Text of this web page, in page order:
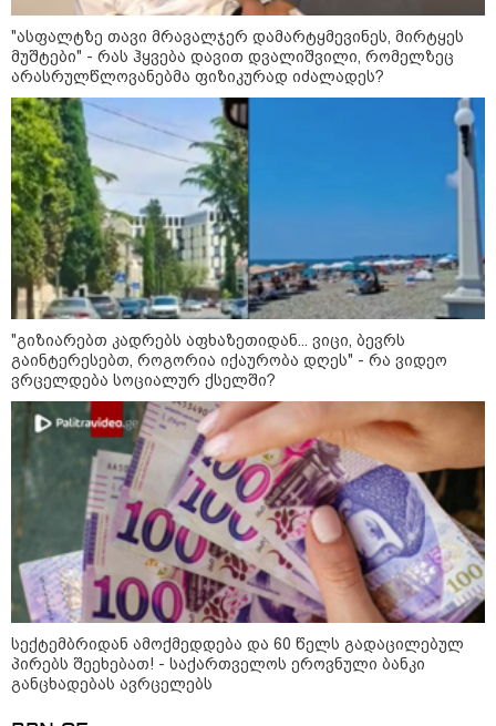
12:34 / 08-08-2026
რას აცხადებს ირაკლი კობახიძე
ელექტროენერგიის რამდენჯერმე
გათიშვასთან დაკავშირებით?
19:32 / 08-08-2026
"სიმბოლურია, რომ კობახიძის
მოღალატეობრივი განცხადება
საქართველოს
თავისუფლებისთვის შეწირული
გმირების მემორიალზე
გაკეთდა" - "ნაციონალური
მოძრაობა"
19:03 / 08-08-2026
"მკაცრად ვგმობთ ირაკლი
კობახიძის განცხადებას" -
"კოალიცია ცვლილებისთვის"
"ასფალტზე თავი მრავალჯერ დამარტყმევინეს, მირტყეს
მუშტები" - რას ჰყვება დავით დვალიშვილი, რომელზეც
არასრულწლოვანებმა ფიზიკურად იძალადეს?
"გიზიარებთ კადრებს აფხაზეთიდან... ვიცი, ბევრს
გაინტერესებთ, როგორია იქაურობა დღეს" - რა ვიდეო
ვრცელდება სოციალურ ქსელში?
სექტემბრიდან ამოქმედდება და 60 წელს გადაცილებულ
პირებს შეეხებათ! - საქართველოს ეროვნული ბანკი
განცხადებას ავრცელებს